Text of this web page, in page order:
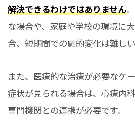
解決できるわけではありません
な場合や、家庭や学校の環境に
合、短期間での劇的変化は難しい
また、医療的な治療が必要なケ
症状が見られる場合は、心療内
専門機関との連携が必要です。